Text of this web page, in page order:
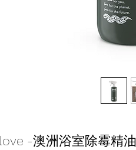
-澳洲浴室除霉精